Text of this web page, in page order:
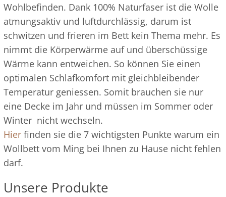
Wohlbefinden. Dank 100% Naturfaser ist die Wolle
atmungsaktiv und luftdurchlässig, darum ist
schwitzen und frieren im Bett kein Thema mehr. Es
nimmt die Körperwärme auf und überschüssige
Wärme kann entweichen. So können Sie einen
optimalen Schlafkomfort mit gleichbleibender
Temperatur geniessen. Somit brauchen sie nur
eine Decke im Jahr und müssen im Sommer oder
Winter nicht wechseln.
Hier finden sie die 7 wichtigsten Punkte warum ein
Wollbett vom Ming bei Ihnen zu Hause nicht fehlen
darf.
Unsere Produkte